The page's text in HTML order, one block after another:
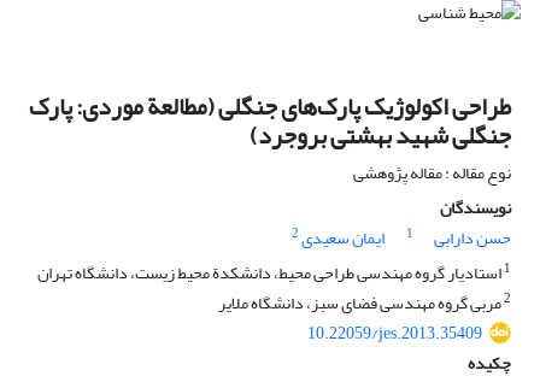
طراحی اکولوژیک پارک‌های جنگلی (مطالعة موردی: پارک
جنگلی شهید بهشتی بروجرد)
نوع مقاله : مقاله پژوهشی
نویسندگان
حسن دارابی
1 ایمان سعیدی2
1استادیار گروه مهندسی طراحی محیط، دانشکدة محیط زیست، دانشگاه تهران
2مربی گروه مهندسی فضای سبز، دانشگاه ملایر
10.22059/jes.2013.35409
چکیده